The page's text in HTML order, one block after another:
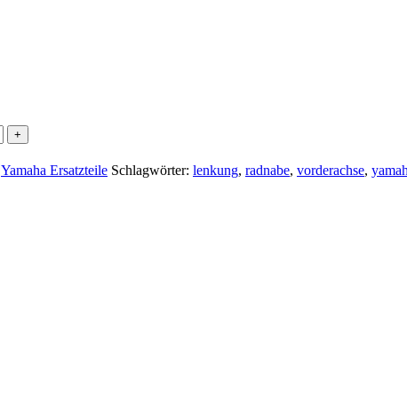
Yamaha Ersatzteile Schlagwörter: lenkung, radnabe, vorderachse,